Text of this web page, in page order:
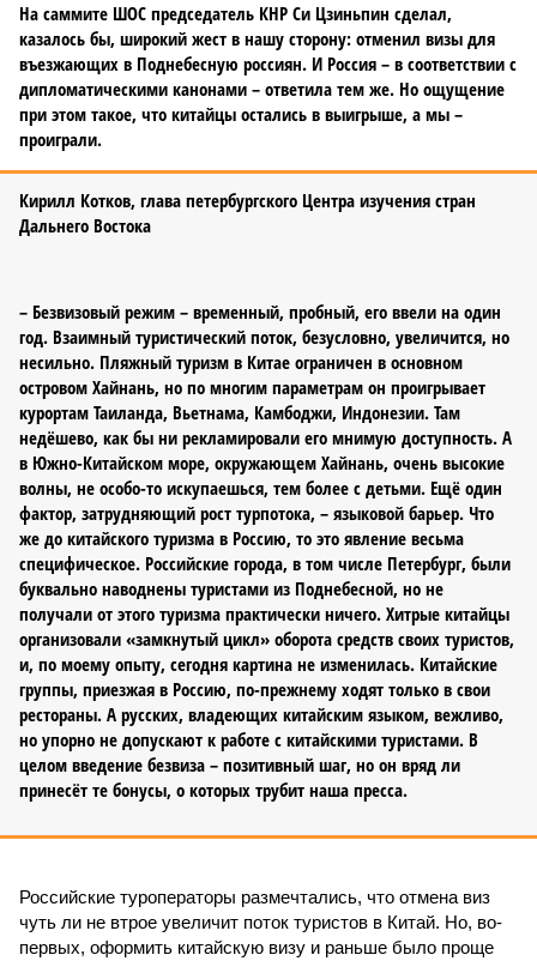
На саммите ШОС председатель КНР Си Цзиньпин сделал,
казалось бы, широкий жест в нашу сторону: отменил визы для
въезжающих в Поднебесную россиян. И Россия – в соответствии с
дипломатическими канонами – ответила тем же. Но ощущение
при этом такое, что китайцы остались в выигрыше, а мы –
проиграли.
Кирилл Котков, глава петербургского Центра изучения стран
Дальнего Востока
– Безвизовый режим – временный, пробный, его ввели на один
год. Взаимный туристический поток, безусловно, увеличится, но
несильно. Пляжный туризм в Китае ограничен в основном
островом Хайнань, но по многим параметрам он проигрывает
курортам Таиланда, Вьетнама, Камбоджи, Индонезии. Там
недёшево, как бы ни рекламировали его мнимую доступность. А
в Южно-Китайском море, окружающем Хайнань, очень высокие
волны, не особо-то искупаешься, тем более с детьми. Ещё один
фактор, затрудняющий рост турпотока, – языковой барьер. Что
же до китайского туризма в Россию, то это явление весьма
специфическое. Российские города, в том числе Петербург, были
буквально наводнены туристами из Поднебесной, но не
получали от этого туризма практически ничего. Хитрые китайцы
организовали «замкнутый цикл» оборота средств своих туристов,
и, по моему опыту, сегодня картина не изменилась. Китайские
группы, приезжая в Россию, по-прежнему ходят только в свои
рестораны. А русских, владеющих китайским языком, вежливо,
но упорно не допускают к работе с китайскими туристами. В
целом введение безвиза – позитивный шаг, но он вряд ли
принесёт те бонусы, о которых трубит наша пресса.
Российские туроператоры размечтались, что отмена виз
чуть ли не втрое увеличит поток туристов в Китай. Но, во-
первых, оформить китайскую визу и раньше было проще